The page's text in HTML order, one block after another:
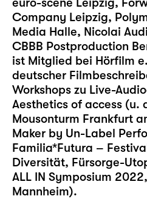
Company Leipzig,
Media Halle, Nicolai
CBBB Postproduction
ist Mitglied bei Hörfilm
deutscher
Workshops zu Live-
Aesthetics of access (u.
Mousonturm Frankfurt
Maker by Un-Label
Familia*Futura –
Diversität, Fürsorge-
ALL IN Symposium
Mannheim).